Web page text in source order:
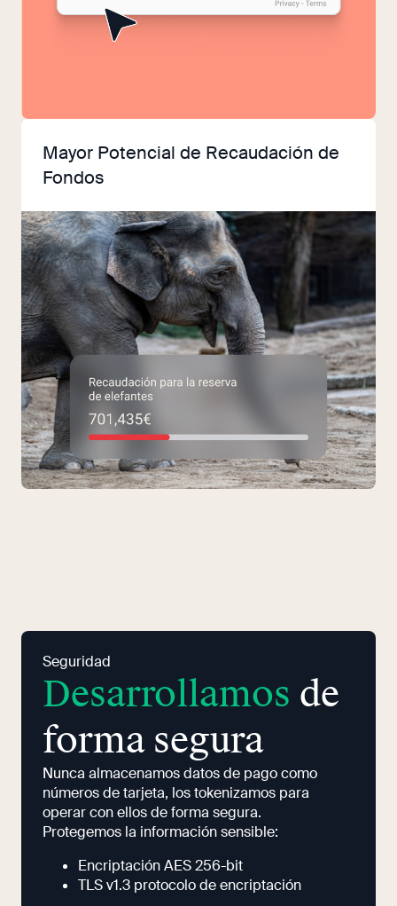
Mayor Potencial de Recaudación de
Fondos
Seguridad
Desarrollamos de
forma segura
Nunca almacenamos datos de pago como
números de tarjeta, los tokenizamos para
operar con ellos de forma segura.
Protegemos la información sensible:
Encriptación AES 256-bit
TLS v1.3 protocolo de encriptación